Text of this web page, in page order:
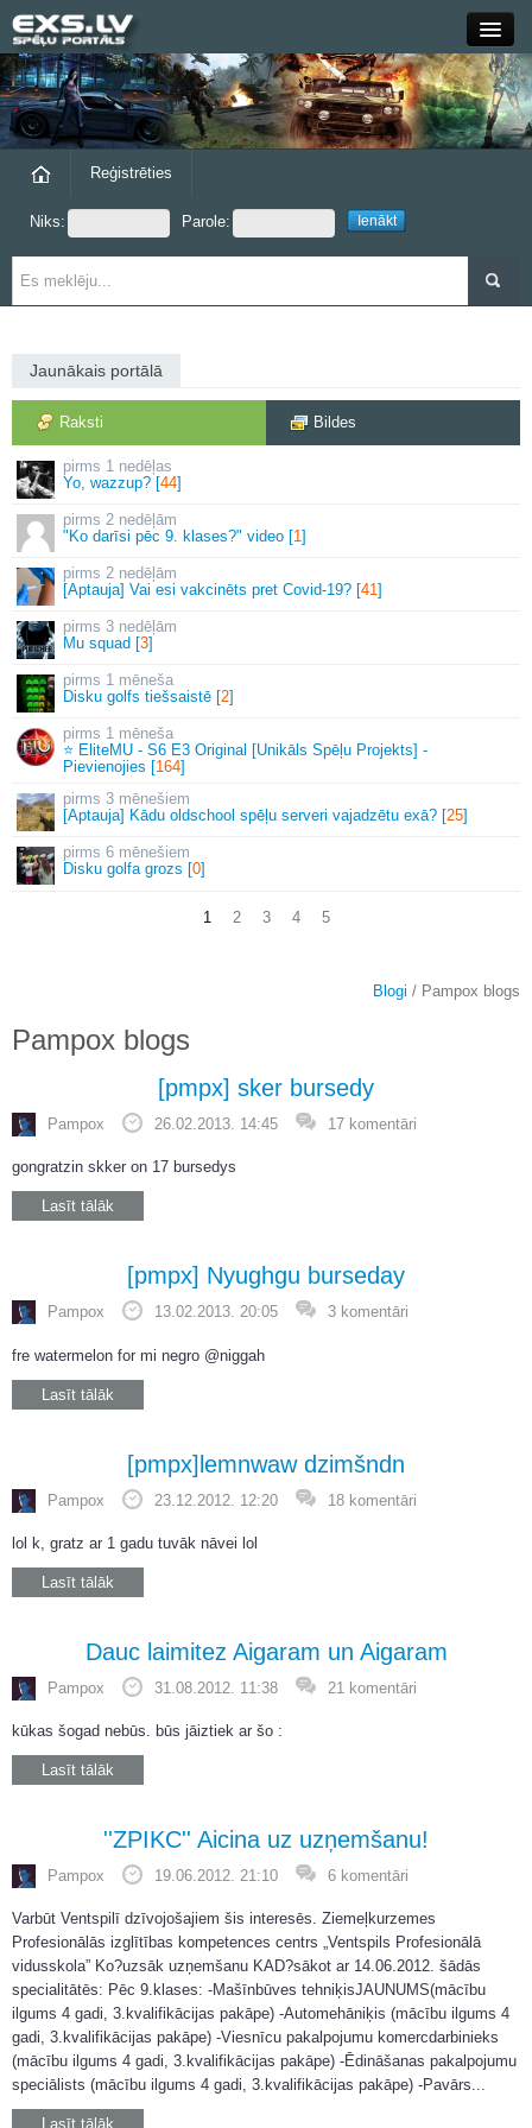
Close
Forums
Grupas
Reģistrēties
Niks: Parole:
Jaunākais portālā
Raksti Bildes
1 nedēļas
Yo, wazzup? [44]
2 nedēļām
"Ko darīsi pēc 9. klases?" video [1]
2 nedēļām
[Aptauja] Vai esi vakcinēts pret Covid-19? [41]
3 nedēļām
Mu squad [3]
1 mēneša
Disku golfs tiešsaistē [2]
1 mēneša
⭐ EliteMU - S6 E3 Original [Unikāls Spēļu Projekts] -
Pievienojies [164]
3 mēnešiem
[Aptauja] Kādu oldschool spēļu serveri vajadzētu exā? [25]
6 mēnešiem
Disku golfa grozs [0]
1 2 3 4 5
Blogi / Pampox blogs
Pampox blogs
[pmpx] sker bursedy
Pampox 26.02.2013. 14:45 17 komentāri
gongratzin skker on 17 bursedys
Lasīt tālāk
[pmpx] Nyughgu burseday
Pampox 13.02.2013. 20:05 3 komentāri
fre watermelon for mi negro @niggah
Lasīt tālāk
[pmpx]lemnwaw dzimšndn
Pampox 23.12.2012. 12:20 18 komentāri
lol k, gratz ar 1 gadu tuvāk nāvei lol
Lasīt tālāk
Dauc laimitez Aigaram un Aigaram
Pampox 31.08.2012. 11:38 21 komentāri
kūkas šogad nebūs. būs jāiztiek ar šo :
Lasīt tālāk
''ZPIKC'' Aicina uz uzņemšanu!
Pampox 19.06.2012. 21:10 6 komentāri
Varbūt Ventspilī dzīvojošajiem šis interesēs. Ziemeļkurzemes
Profesionālās izglītības kompetences centrs „Ventspils Profesionālā
vidusskola” Ko?uzsāk uzņemšanu KAD?sākot ar 14.06.2012. šādās
specialitātēs: Pēc 9.klases: -Mašīnbūves tehniķisJAUNUMS(mācību
ilgums 4 gadi, 3.kvalifikācijas pakāpe) -Automehāniķis (mācību ilgums 4
gadi, 3.kvalifikācijas pakāpe) -Viesnīcu pakalpojumu komercdarbinieks
(mācību ilgums 4 gadi, 3.kvalifikācijas pakāpe) -Ēdināšanas pakalpojumu
speciālists (mācību ilgums 4 gadi, 3.kvalifikācijas pakāpe) -Pavārs...
Lasīt tālāk